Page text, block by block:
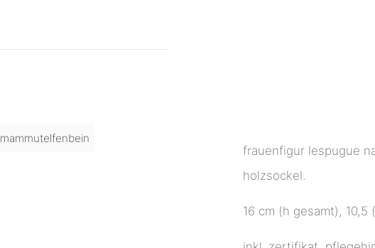
mammutelfenbein
frauenfigur lespugue
holzsockel.
16 cm (h gesamt), 10,5